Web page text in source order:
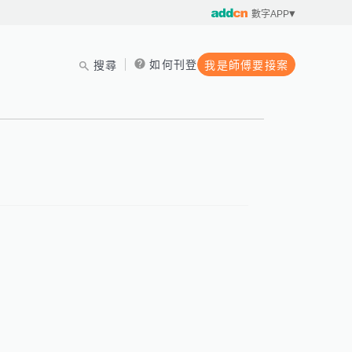
數字APP
搜尋 如何刊登 我是師傅要接案